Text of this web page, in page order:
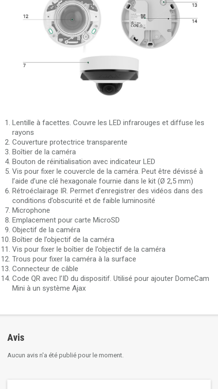
Lentille à facettes. Couvre les LED infrarouges et diffuse les
rayons
Couverture protectrice transparente
Boîtier de la caméra
Bouton de réinitialisation avec indicateur LED
Vis pour fixer le couvercle de la caméra. Peut être dévissé à
l’aide d’une clé hexagonale fournie dans le kit (Ø 2,5 mm)
Rétroéclairage IR. Permet d’enregistrer des vidéos dans des
conditions d’obscurité et de faible luminosité
Microphone
Emplacement pour carte MicroSD
Objectif de la caméra
Boîtier de l’objectif de la caméra
Vis pour fixer le boîtier de l’objectif de la caméra
Trous pour fixer la caméra à la surface
Connecteur de câble
Code QR avec l’ID du dispositif. Utilisé pour ajouter DomeCam
Mini à un système Ajax
Avis
Aucun avis n'a été publié pour le moment.